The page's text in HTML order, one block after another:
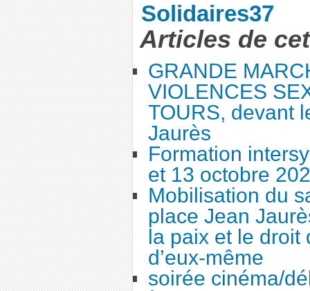
Solidaires37
Articles de
GRANDE
VIOLENCES
TOURS, devant
Jaurès
Formation
et 13 octobre
Mobilisation du
place Jean
la paix et le droit
d’eux-même
soirée cinéma/